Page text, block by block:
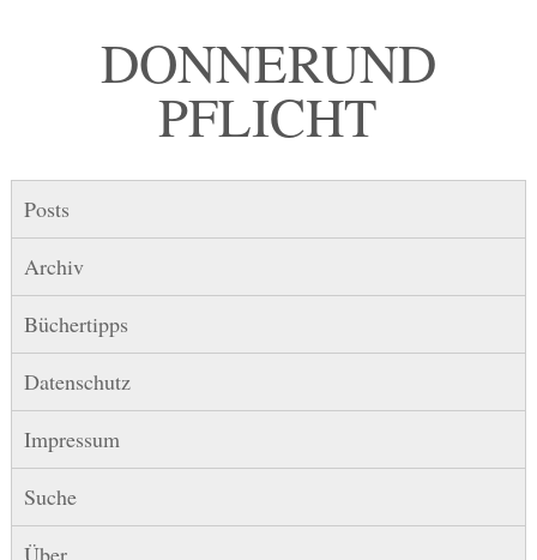
DONNER UND
PFLICHT
Posts
Archiv
Büchertipps
Datenschutz
Impressum
Suche